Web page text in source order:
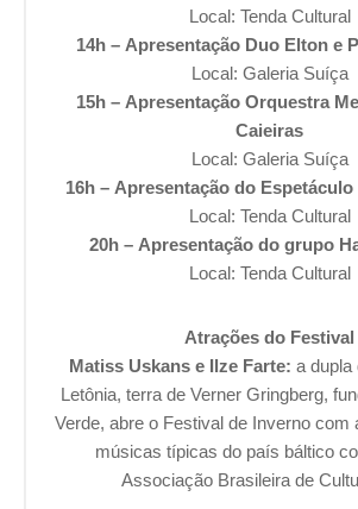
Local: Tenda Cultural
14h – Apresentação Duo Elton e
Local: Galeria Suíça
15h – Apresentação Orquestra
Caieiras
Local: Galeria Suíça
16h – Apresentação do Espetáculo
Local: Tenda Cultural
20h – Apresentação do grupo
Local: Tenda Cultural
Atrações do Festival
Matiss Uskans e Ilze Farte: a dupla
Letônia, terra de Verner Gringberg,
Verde, abre o Festival de Inverno com
músicas típicas do país báltico
Associação Brasileira de